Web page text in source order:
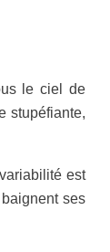
le ciel de
stupéfiante,
est
ses